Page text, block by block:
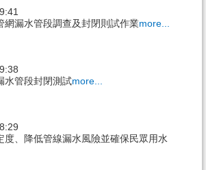
網漏水管段調查及封閉則試作業more...
水管段封閉測試more...
度、降低管線漏水風險並確保民眾用水